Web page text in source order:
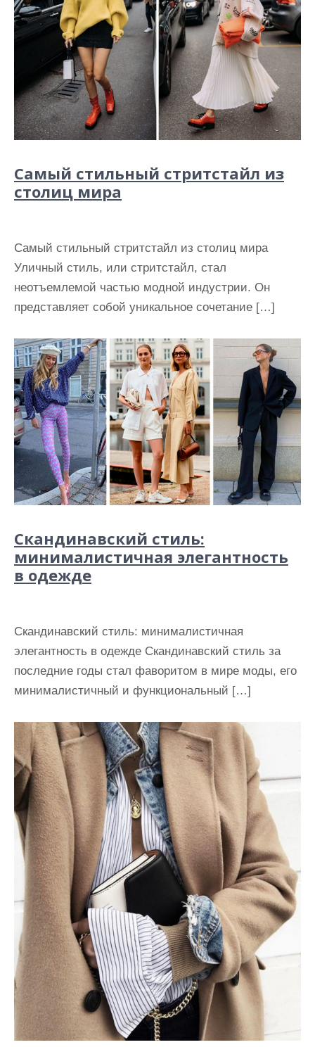
Самый стильный стритстайл из
столиц мира
Самый стильный стритстайл из столиц мира
Уличный стиль, или стритстайл, стал
неотъемлемой частью модной индустрии. Он
представляет собой уникальное сочетание […]
Скандинавский стиль:
минималистичная элегантность
в одежде
Скандинавский стиль: минималистичная
элегантность в одежде Скандинавский стиль за
последние годы стал фаворитом в мире моды, его
минималистичный и функциональный […]